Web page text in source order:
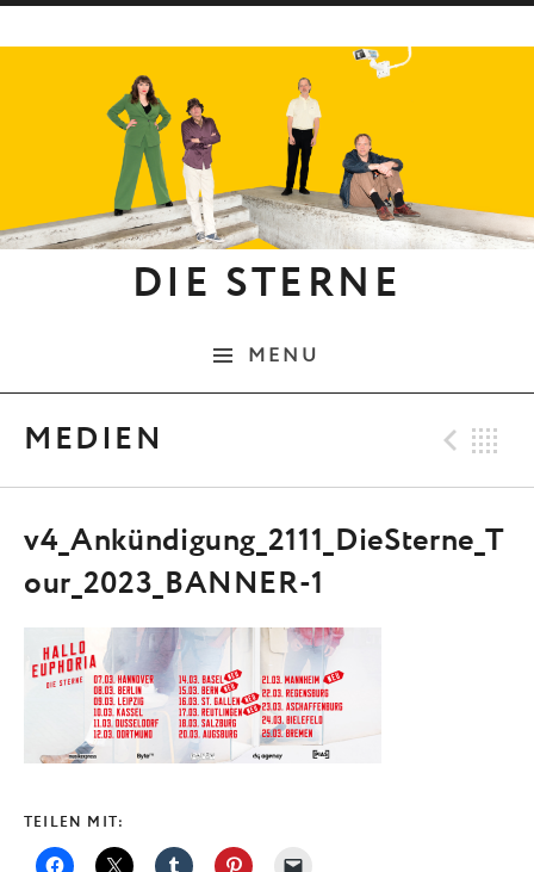
DIE STERNE
MENU
MEDIEN
v4_Ankündigung_2111_DieSterne_T
our_2023_BANNER-1
TEILEN MIT: